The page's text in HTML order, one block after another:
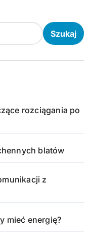
Szukaj
rozciągania po
blatów
z
mieć energię?